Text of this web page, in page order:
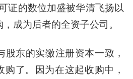
证的数位加盛被华清飞扬以
成为后者的全资子公司。
股东的实缴注册资本一致，
了。因为在这起收购中，